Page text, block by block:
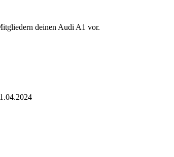
deinen Audi A1 vor.